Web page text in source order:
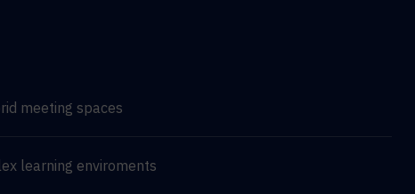
meeting spaces
learning enviroments